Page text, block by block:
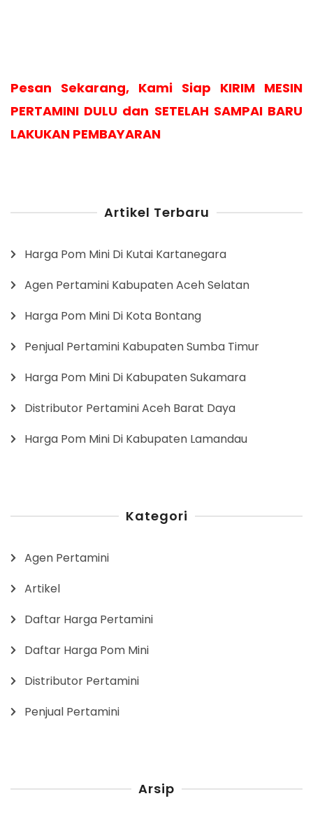
Pesan Sekarang, Kami Siap KIRIM MESIN
PERTAMINI DULU dan SETELAH SAMPAI BARU
LAKUKAN PEMBAYARAN
Artikel Terbaru
Harga Pom Mini Di Kutai Kartanegara
Agen Pertamini Kabupaten Aceh Selatan
Harga Pom Mini Di Kota Bontang
Penjual Pertamini Kabupaten Sumba Timur
Harga Pom Mini Di Kabupaten Sukamara
Distributor Pertamini Aceh Barat Daya
Harga Pom Mini Di Kabupaten Lamandau
Kategori
Agen Pertamini
Artikel
Daftar Harga Pertamini
Daftar Harga Pom Mini
Distributor Pertamini
Penjual Pertamini
Arsip